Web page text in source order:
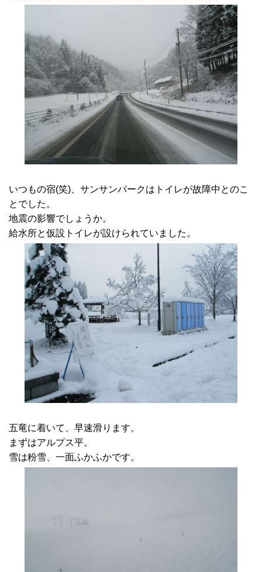
いつもの宿(笑)、サンサンパークはトイレが故障中とのこ
とでした。
地震の影響でしょうか。
給水所と仮設トイレが設けられていました。
五竜に着いて、早速滑ります。
まずはアルプス平。
雪は粉雪、一面ふかふかです。